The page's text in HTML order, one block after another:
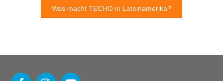
Was macht TECHO in Lateinamerika?